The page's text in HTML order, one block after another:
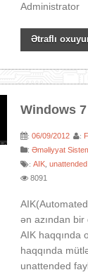
Administrator
Ətraflı
Windows
:06/09/2012 :
:Əməliyyat
:AIK ,
8091
ən azından bir
AIK haqqında
haqqında
unattended